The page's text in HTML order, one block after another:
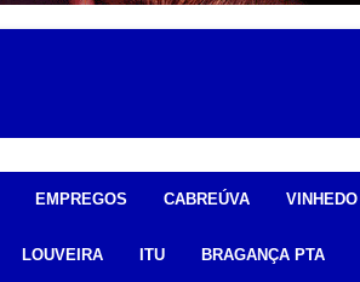
EMPREGOS CABREÚVA VINHEDO
LOUVEIRA ITU BRAGANÇA PTA